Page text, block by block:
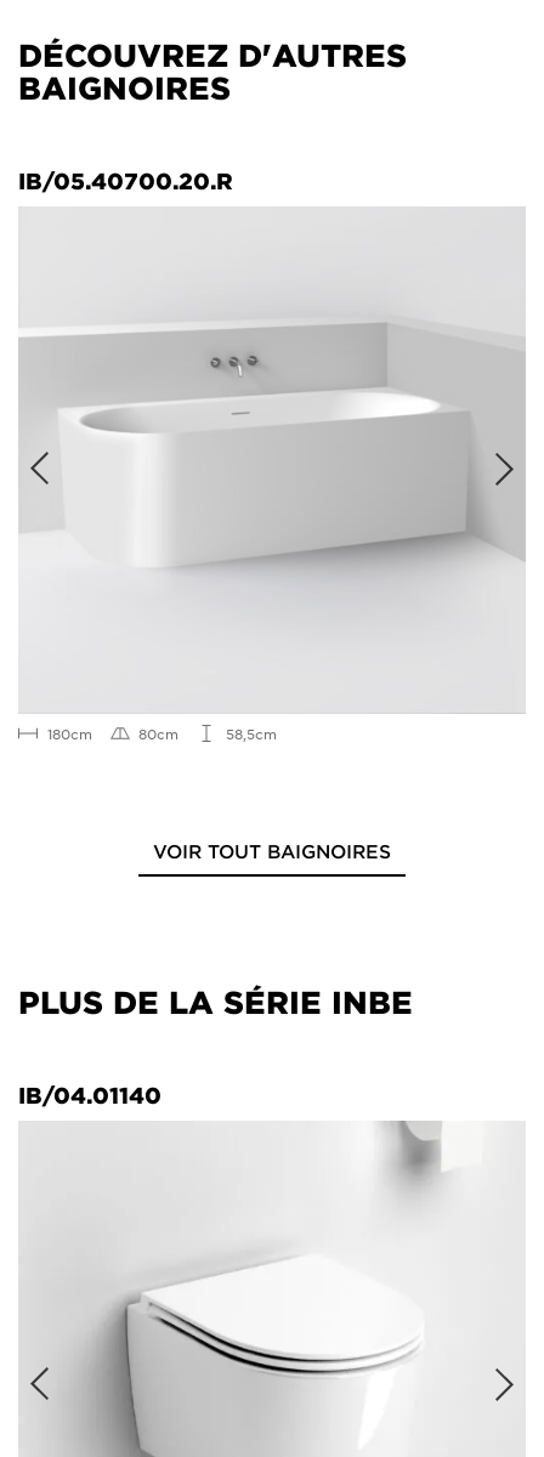
DÉCOUVREZ D'AUTRES
BAIGNOIRES
IB/05.40700.20.R
180cm 80cm 58,5cm
VOIR TOUT BAIGNOIRES
PLUS DE LA SÉRIE INBE
IB/04.01140